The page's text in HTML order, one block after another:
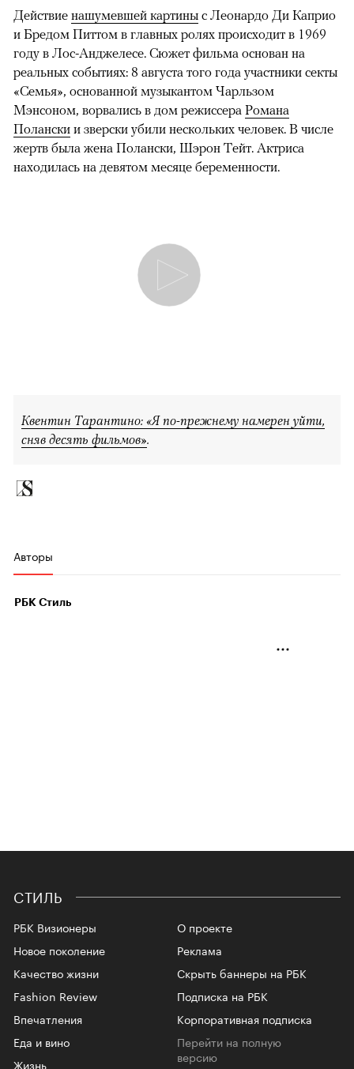
Действие нашумевшей картины с Леонардо Ди Каприо
и Бредом Питтом в главных ролях происходит в 1969
году в Лос-Анджелесе. Сюжет фильма основан на
реальных событиях: 8 августа того года участники секты
«Семья», основанной музыкантом Чарльзом
Мэнсоном, ворвались в дом режиссера Романа
Полански и зверски убили нескольких человек. В числе
жертв была жена Полански, Шэрон Тейт. Актриса
находилась на девятом месяце беременности.
Квентин Тарантино: «Я по-прежнему намерен уйти,
сняв десять фильмов».
Авторы
РБК Стиль
СТИЛЬ
РБК Визионеры
Новое поколение
Качество жизни
Fashion Review
Впечатления
Еда и вино
Жизнь
О проекте
Реклама
Скрыть баннеры на РБК
Подписка на РБК
Корпоративная подписка
Перейти на полную
версию